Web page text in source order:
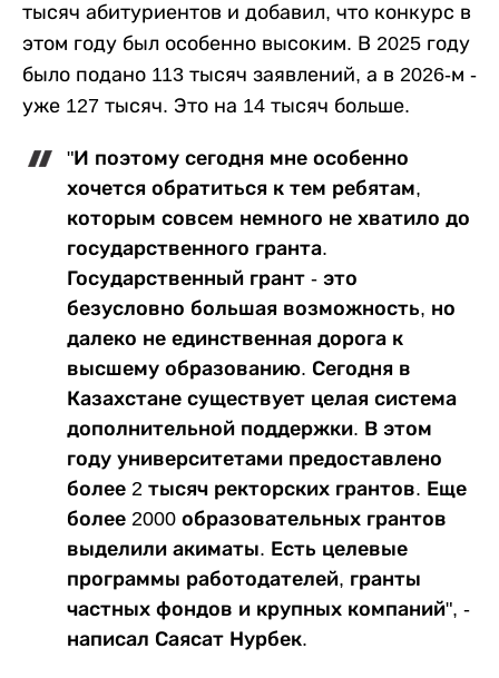
тысяч абитуриентов и добавил, что конкурс в
этом году был особенно высоким. В 2025 году
было подано 113 тысяч заявлений, а в 2026-м -
уже 127 тысяч. Это на 14 тысяч больше.
"И поэтому сегодня мне особенно
хочется обратиться к тем ребятам,
которым совсем немного не хватило до
государственного гранта.
Государственный грант - это
безусловно большая возможность, но
далеко не единственная дорога к
высшему образованию. Сегодня в
Казахстане существует целая система
дополнительной поддержки. В этом
году университетами предоставлено
более 2 тысяч ректорских грантов. Еще
более 2000 образовательных грантов
выделили акиматы. Есть целевые
программы работодателей, гранты
частных фондов и крупных компаний", -
написал Саясат Нурбек.